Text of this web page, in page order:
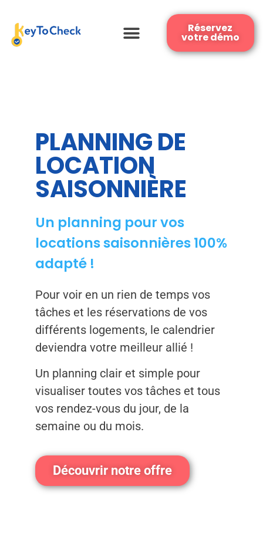
Réservez
votre démo
PLANNING DE
LOCATION
SAISONNIÈRE
Un planning pour vos
locations saisonnières 100%
adapté !
Pour voir en un rien de temps vos
tâches et les réservations de vos
différents logements, le calendrier
deviendra votre meilleur allié !
Un planning clair et simple pour
visualiser toutes vos tâches et tous
vos rendez-vous du jour, de la
semaine ou du mois.
Découvrir notre offre